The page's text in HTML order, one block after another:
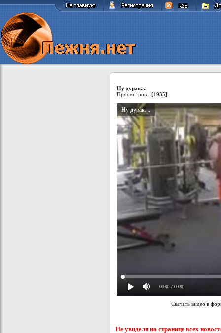
Ну дурак....
Просмотров - [1935]
Ну дурак....
0:00 / 0:00
Скачать видео в
Не увидели на странице всех